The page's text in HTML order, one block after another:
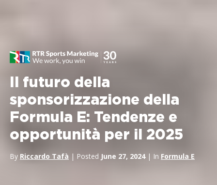
Il futuro della
sponsorizzazione della
Formula E: Tendenze e
opportunità per il 2025
By Riccardo Tafà | Posted June 27, 2024| In Formula E